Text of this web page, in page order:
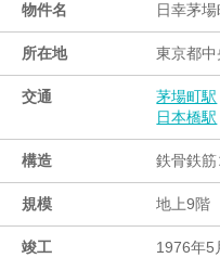
物件名 日幸茅
所在地 東京都
交通 茅場町駅
日本橋駅
構造 鉄骨鉄
規模 地上9階
竣工 1976年5